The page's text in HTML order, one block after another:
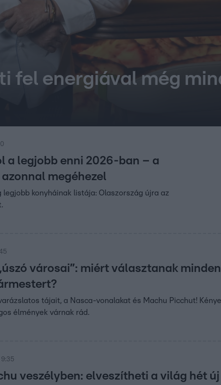
fel energiával még
a legjobb enni 2026-ban – a
megéhezel
legjobb konyháinak listája: Olaszország újra az
városai”: miért választanak
tájait, a Nasca-vonalakat és Machu Picchut!
élmények várnak rád.
veszélyben: elveszítheti a világ hét új